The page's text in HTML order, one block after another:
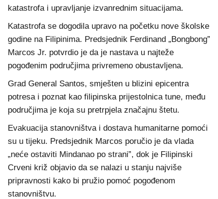
katastrofa i upravljanje izvanrednim situacijama.
Katastrofa se dogodila upravo na početku nove školske
godine na Filipinima. Predsjednik Ferdinand „Bongbong”
Marcos Jr. potvrdio je da je nastava u najteže
pogođenim područjima privremeno obustavljena.
Grad General Santos, smješten u blizini epicentra
potresa i poznat kao filipinska prijestolnica tune, među
područjima je koja su pretrpjela značajnu štetu.
Evakuacija stanovništva i dostava humanitarne pomoći
su u tijeku. Predsjednik Marcos poručio je da vlada
„neće ostaviti Mindanao po strani”, dok je Filipinski
Crveni križ objavio da se nalazi u stanju najviše
pripravnosti kako bi pružio pomoć pogođenom
stanovništvu.